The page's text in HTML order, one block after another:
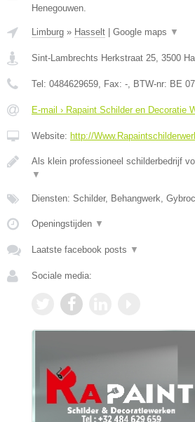
Henegouwen.
Limburg » Hasselt | Google maps ▼
Sint-Lambrechts Herkstraat 25 3500
Tel: 0484629659 , Fax: - , BTW-nr: BE
E-mail › Rapaint Schilder en Decoratie
Website: http://
Als klein professioneel schilderbedrijf
▼
Diensten: Schilder, Behangwerk,
Openingstijden ▼
Laatste facebook posts ▼
Sociale media: